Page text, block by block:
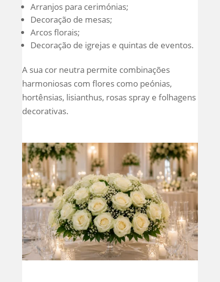
Arranjos para cerimónias;
Decoração de mesas;
Arcos florais;
Decoração de igrejas e quintas de eventos.
A sua cor neutra permite combinações
harmoniosas com flores como peónias,
hortênsias, lisianthus, rosas spray e folhagens
decorativas.